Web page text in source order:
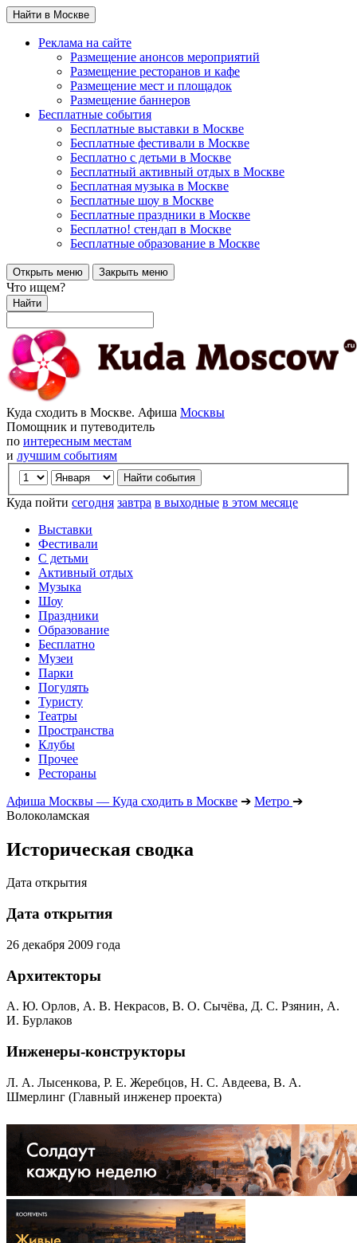
Найти в Москве
Реклама на сайте
Размещение анонсов мероприятий
Размещение ресторанов и кафе
Размещение мест и площадок
Размещение баннеров
Бесплатные события
Бесплатные выставки в Москве
Бесплатные фестивали в Москве
Бесплатно с детьми в Москве
Бесплатный активный отдых в Москве
Бесплатная музыка в Москве
Бесплатные шоу в Москве
Бесплатные праздники в Москве
Бесплатно! стендап в Москве
Бесплатные образование в Москве
Открыть меню Закрыть меню
Что ищем?
Найти
Куда сходить в Москве. Афиша Москвы
Помощник и путеводитель
по интересным местам
и лучшим событиям
Куда пойти сегодня завтра в выходные в этом месяце
Выставки
Фестивали
С детьми
Активный отдых
Музыка
Шоу
Праздники
Образование
Бесплатно
Музеи
Парки
Погулять
Туристу
Театры
Пространства
Клубы
Прочее
Рестораны
Афиша Москвы — Куда сходить в Москве ➔ Метро ➔
Волоколамская
Историческая сводка
Дата открытия
Дата открытия
26 декабря 2009 года
Архитекторы
А. Ю. Орлов, А. В. Некрасов, В. О. Сычёва, Д. С. Рзянин, А.
И. Бурлаков
Инженеры-конструкторы
Л. А. Лысенкова, Р. Е. Жеребцов, Н. С. Авдеева, В. А.
Шмерлинг (Главный инженер проекта)